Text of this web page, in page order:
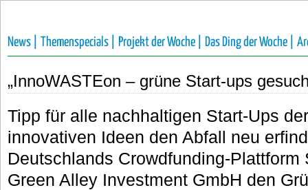
News | Themenspecials | Projekt der Woche | Das Ding der Woche |
„InnoWASTEon – grüne Start-ups
Tipp für alle nachhaltigen Start-Ups
innovativen Ideen den Abfall neu
Deutschlands Crowdfunding-Plattform
Green Alley Investment GmbH den